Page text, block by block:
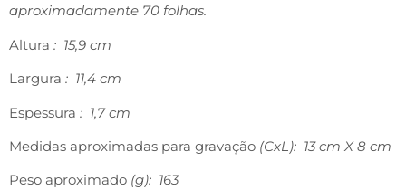
aproximadamente 70 folhas.
Altura : 15,9 cm
Largura : 11,4 cm
Espessura : 1,7 cm
Medidas aproximadas para gravação (CxL): 13 cm X 8 cm
Peso aproximado (g): 163